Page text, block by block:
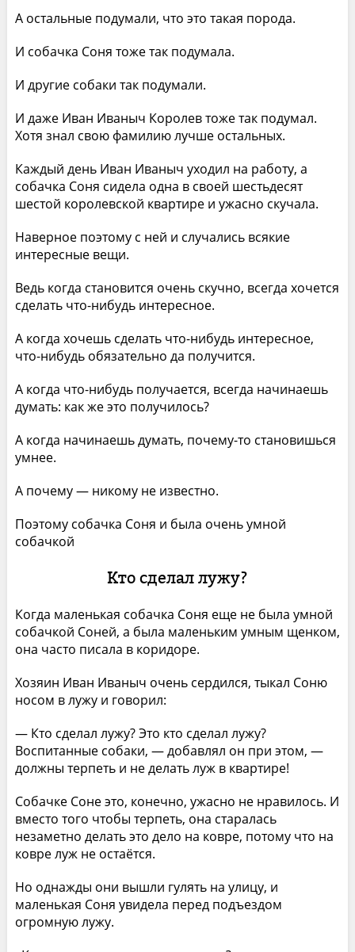
А остальные подумали, что это такая порода.
И собачка Соня тоже так подумала.
И другие собаки так подумали.
И даже Иван Иваныч Королев тоже так подумал.
Хотя знал свою фамилию лучше остальных.
Каждый день Иван Иваныч уходил на работу, а
собачка Соня сидела одна в своей шестьдесят
шестой королевской квартире и ужасно скучала.
Наверное поэтому с ней и случались всякие
интересные вещи.
Ведь когда становится очень скучно, всегда хочется
сделать что-нибудь интересное.
А когда хочешь сделать что-нибудь интересное,
что-нибудь обязательно да получится.
А когда что-нибудь получается, всегда начинаешь
думать: как же это получилось?
А когда начинаешь думать, почему-то становишься
умнее.
А почему — никому не известно.
Поэтому собачка Соня и была очень умной
собачкой
Кто сделал лужу?
Когда маленькая собачка Соня еще не была умной
собачкой Соней, а была маленьким умным щенком,
она часто писала в коридоре.
Хозяин Иван Иваныч очень сердился, тыкал Соню
носом в лужу и говорил:
— Кто сделал лужу? Это кто сделал лужу?
Воспитанные собаки, — добавлял он при этом, —
должны терпеть и не делать луж в квартире!
Собачке Соне это, конечно, ужасно не нравилось. И
вместо того чтобы терпеть, она старалась
незаметно делать это дело на ковре, потому что на
ковре луж не остаётся.
Но однажды они вышли гулять на улицу, и
маленькая Соня увидела перед подъездом
огромную лужу.